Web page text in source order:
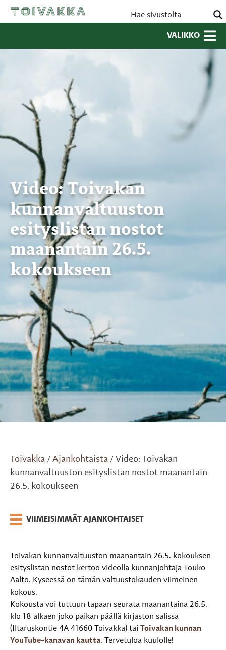
VALIKKO
Video: Toivakan
kunnanvaltuuston
esityslistan nostot
maanantain 26.5.
kokoukseen
Toivakka / Ajankohtaista / Video: Toivakan
kunnanvaltuuston esityslistan nostot maanantain
26.5. kokoukseen
VIIMEISIMMÄT AJANKOHTAISET
Toivakan kunnanvaltuuston maanantain 26.5. kokouksen
esityslistan nostot kertoo videolla kunnanjohtaja Touko
Aalto. Kyseessä on tämän valtuustokauden viimeinen
kokous.
Kokousta voi tuttuun tapaan seurata maanantaina 26.5.
klo 18 alkaen joko paikan päällä kirjaston salissa
(Iltaruskontie 4A 41660 Toivakka) tai Toivakan kunnan
YouTube-kanavan kautta. Tervetuloa kuulolle!